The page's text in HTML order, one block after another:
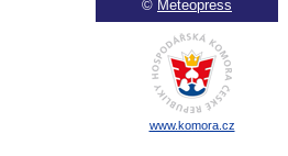
© Meteopress
www.komora.cz